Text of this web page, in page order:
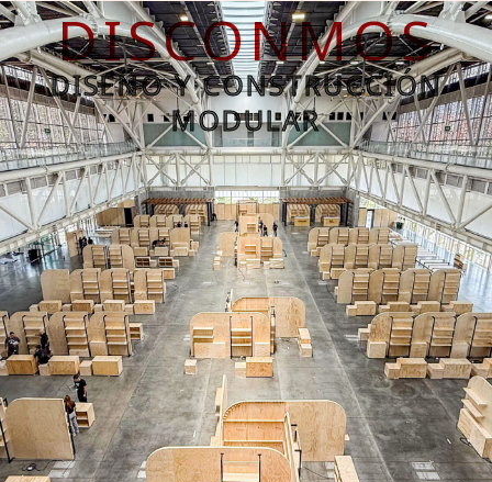
DISCONMOS
DISEÑO Y CONSTRUCCIÓN
MODULAR